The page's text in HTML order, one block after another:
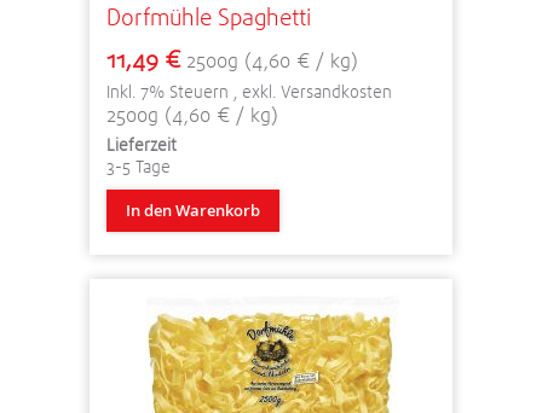
Dorfmühle Spaghetti
11,49 € 2500g (4,60 € / kg)
Inkl. 7% Steuern exkl. Versandkosten
2500g (4,60 € / kg)
Lieferzeit
3-5 Tage
In den Warenkorb